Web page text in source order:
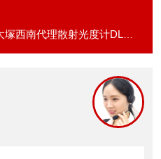
南代理散射光度计DLS-8000